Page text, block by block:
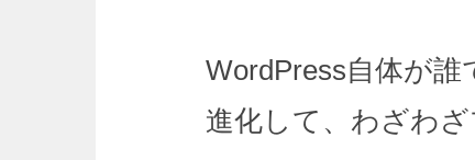
WordPress自体が
進化して、わざわ